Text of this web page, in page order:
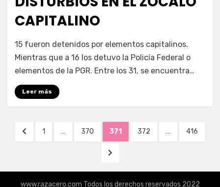
CAPITALINO
por Enrique
15 fueron detenidos por elementos capitalinos.
Mientras que a 16 los detuvo la Policía Federal o
elementos de la PGR. Entre los 31, se encuentra…
Leer más
Navegación
PÁGINAPÁGINA
1 … PÁGINA
370 PÁGINA
371 PÁGINA
372 … PÁGINA
416
SIGUIENTE
www.razacero.com Todos los derechos reservados 2022